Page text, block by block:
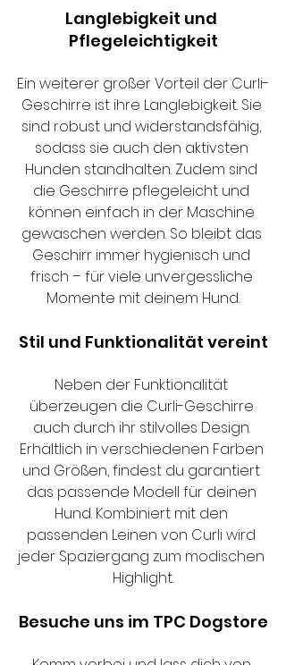
Langlebigkeit und
Pflegeleichtigkeit
Ein weiterer großer Vorteil der Curli-
Geschirre ist ihre Langlebigkeit. Sie
sind robust und widerstandsfähig,
sodass sie auch den aktivsten
Hunden standhalten. Zudem sind
die Geschirre pflegeleicht und
können einfach in der Maschine
gewaschen werden. So bleibt das
Geschirr immer hygienisch und
frisch – für viele unvergessliche
Momente mit deinem Hund.
Stil und Funktionalität vereint
Neben der Funktionalität
überzeugen die Curli-Geschirre
auch durch ihr stilvolles Design.
Erhältlich in verschiedenen Farben
und Größen, findest du garantiert
das passende Modell für deinen
Hund. Kombiniert mit den
passenden Leinen von Curli wird
jeder Spaziergang zum modischen
Highlight.
Besuche uns im TPC Dogstore